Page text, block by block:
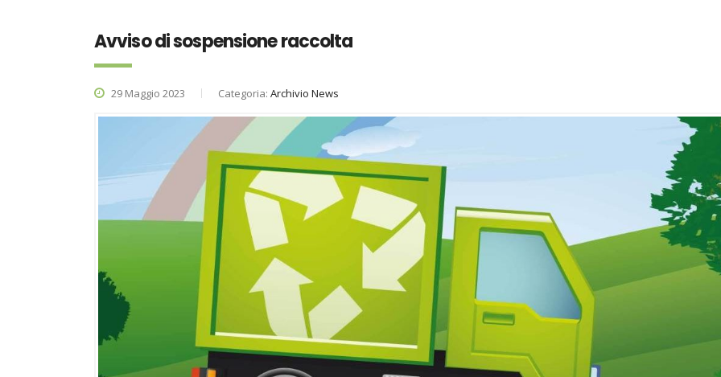
Avviso di sospensione raccolta
29 Maggio 2023 Categoria: Archivio News